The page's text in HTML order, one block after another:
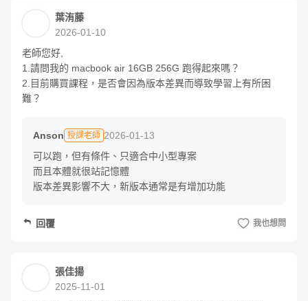
章節三：動畫系統 - Animator
這章節我們會開始實作動畫系統，透過老師一步一步講解，
設計出自己想要的動畫系統。
3D 模型訓練動畫
葉洧藤
2026-01-10
老師您好,
1.請問我的 macbook air 16GB 256G 跑得起來嗎？
2.目前購買課程，是否會因為版本差異而導致學習上有所困
難？
Anson 授課老師 2026-01-13
可以跑，但有條件、只適合中小型專案
而且本體就很站記憶體
版本差異影響不大，新版本通常是有增加功能
回覆 我也想問
張佳揚
2025-11-01